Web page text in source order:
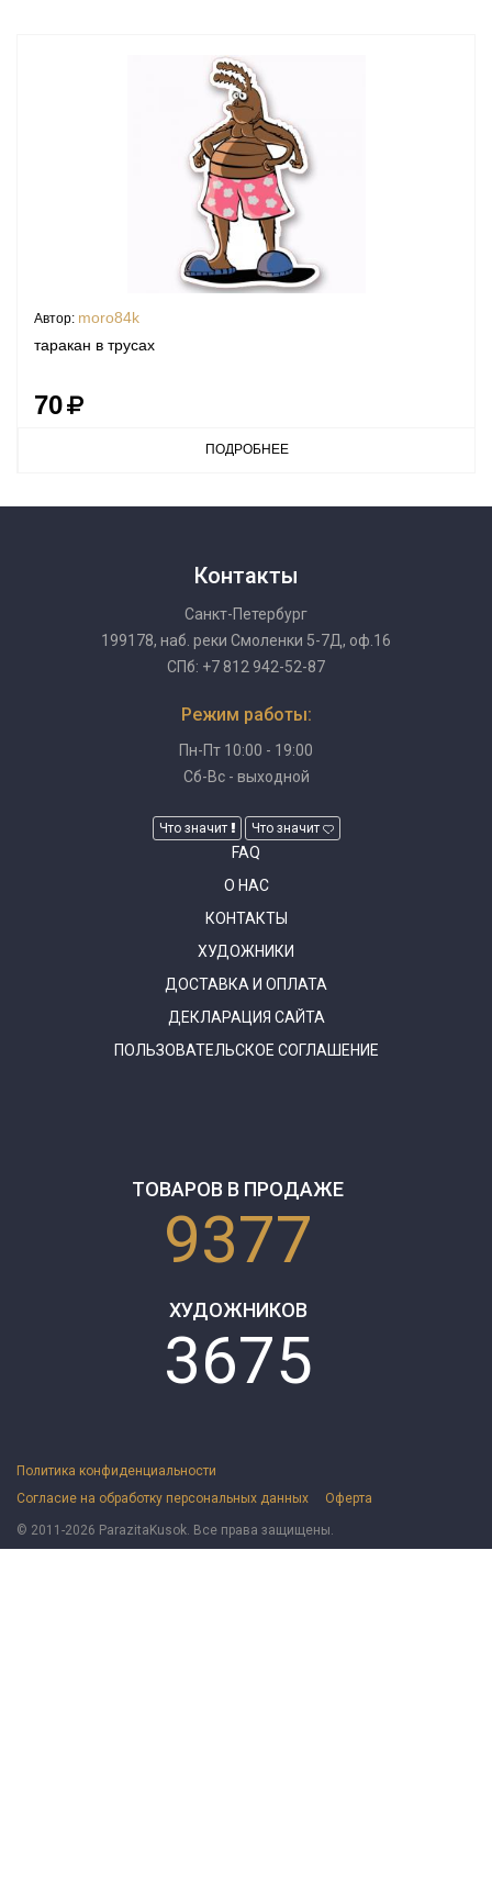
Автор: moro84k
таракан в трусах
70
ПОДРОБНЕЕ
Контакты
Санкт-Петербург
199178, наб. реки Смоленки 5-7Д, оф.16
СПб: +7 812 942-52-87
Режим работы:
Пн-Пт 10:00 - 19:00
Сб-Вс - выходной
Что значит Что значит
FAQ
О НАС
КОНТАКТЫ
ХУДОЖНИКИ
ДОСТАВКА И ОПЛАТА
ДЕКЛАРАЦИЯ САЙТА
ПОЛЬЗОВАТЕЛЬСКОЕ СОГЛАШЕНИЕ
ТОВАРОВ В ПРОДАЖЕ
9377
ХУДОЖНИКОВ
3675
Политика конфиденциальности
Согласие на обработку персональных данных
Оферта
© 2011-2026 ParazitaKusok. Все права защищены.